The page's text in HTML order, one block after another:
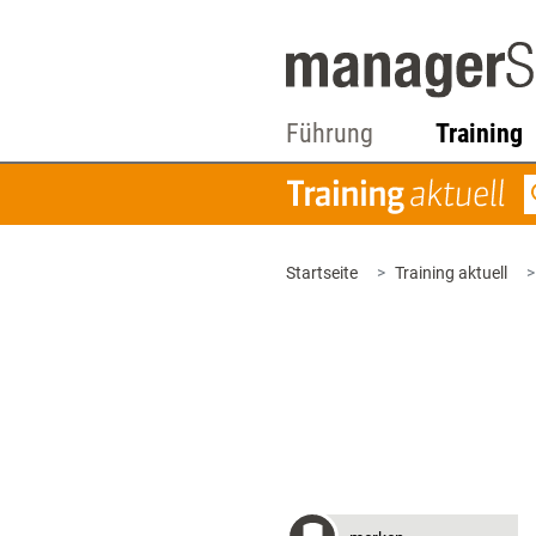
Führung Training
Startseite Training aktuell